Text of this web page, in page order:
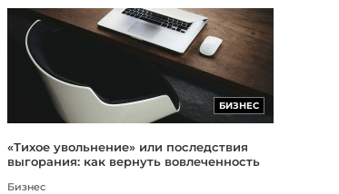
БИЗНЕС
«Тихое увольнение» или последствия
выгорания: как вернуть вовлеченность
Бизнес